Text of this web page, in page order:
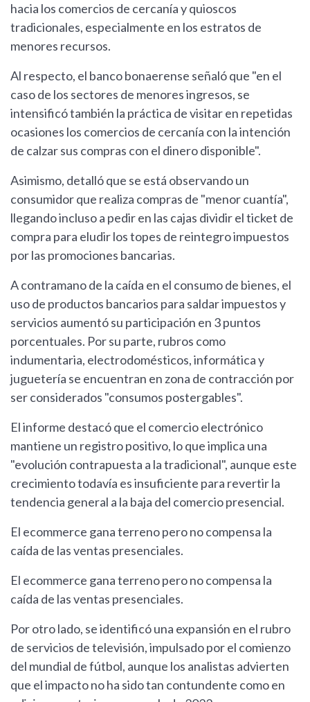
hacia los comercios de cercanía y quioscos
tradicionales, especialmente en los estratos de
menores recursos.
Al respecto, el banco bonaerense señaló que "en el
caso de los sectores de menores ingresos, se
intensificó también la práctica de visitar en repetidas
ocasiones los comercios de cercanía con la intención
de calzar sus compras con el dinero disponible".
Asimismo, detalló que se está observando un
consumidor que realiza compras de "menor cuantía",
llegando incluso a pedir en las cajas dividir el ticket de
compra para eludir los topes de reintegro impuestos
por las promociones bancarias.
A contramano de la caída en el consumo de bienes, el
uso de productos bancarios para saldar impuestos y
servicios aumentó su participación en 3 puntos
porcentuales. Por su parte, rubros como
indumentaria, electrodomésticos, informática y
juguetería se encuentran en zona de contracción por
ser considerados "consumos postergables".
El informe destacó que el comercio electrónico
mantiene un registro positivo, lo que implica una
"evolución contrapuesta a la tradicional", aunque este
crecimiento todavía es insuficiente para revertir la
tendencia general a la baja del comercio presencial.
El ecommerce gana terreno pero no compensa la
caída de las ventas presenciales.
El ecommerce gana terreno pero no compensa la
caída de las ventas presenciales.
Por otro lado, se identificó una expansión en el rubro
de servicios de televisión, impulsado por el comienzo
del mundial de fútbol, aunque los analistas advierten
que el impacto no ha sido tan contundente como en